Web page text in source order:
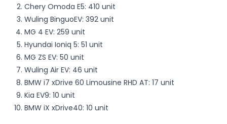
Chery Omoda E5: 410 unit
Wuling BinguoEV: 392 unit
MG 4 EV: 259 unit
Hyundai Ioniq 5: 51 unit
MG ZS EV: 50 unit
Wuling Air EV: 46 unit
BMW i7 xDrive 60 Limousine RHD AT: 17 unit
Kia EV9: 10 unit
BMW iX xDrive40: 10 unit